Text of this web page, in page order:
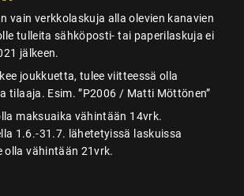
vain verkkolaskuja alla olevien kanavien
tulleita sähköposti- tai paperilaskuja ei
jälkeen.
joukkuetta, tulee viitteessä olla
tilaaja. Esim. ”P2006 / Matti Möttönen”
maksuaika vähintään 14vrk.
1.6.-31.7. lähetetyissä laskuissa
olla vähintään 21vrk.